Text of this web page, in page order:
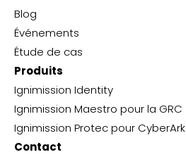
Blog
Événements
Étude de cas
Produits
Ignimission Identity
Ignimission Maestro pour la GRC
Ignimission Protec pour CyberArk
Contact